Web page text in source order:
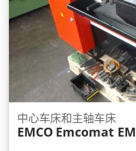
中心车床和主轴车床
EMCO Emcomat